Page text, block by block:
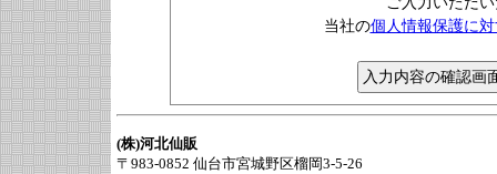
当社の個人情報保護に
(株)河北仙販
〒983-0852 仙台市宮城野区榴岡3-5-26